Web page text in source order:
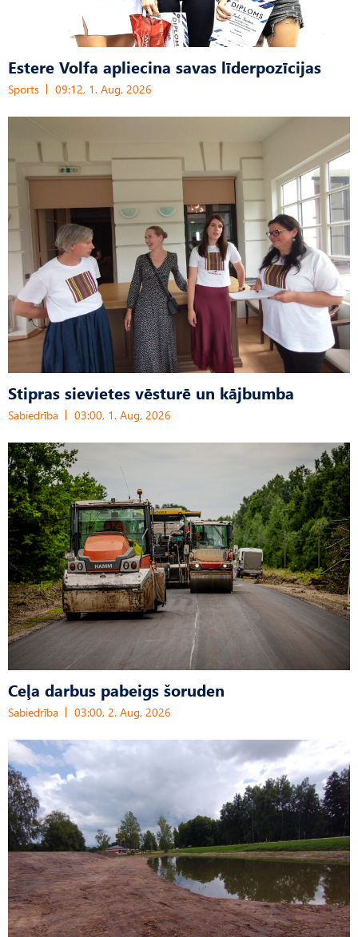
Estere Volfa apliecina savas līderpozīcijas
Sports 09:12, 1. Aug, 2026
Stipras sievietes vēsturē un kājbumba
Sabiedrība 03:00, 1. Aug, 2026
Ceļa darbus pabeigs šoruden
Sabiedrība 03:00, 2. Aug, 2026